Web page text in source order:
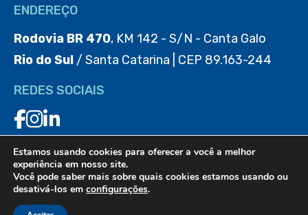
ENDEREÇO
Rodovia BR 470, KM 142 - S/N - Canta Galo
Rio do Sul / Santa Catarina | CEP 89.163-244
REDES SOCIAIS
BAIXE O APP
Estamos usando cookies para oferecer a você a melhor
experiência em nosso site.
Você pode saber mais sobre quais cookies estamos usando ou
desativá-los em configurações.